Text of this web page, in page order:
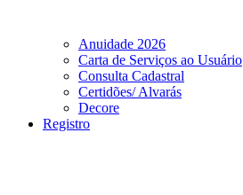
Anuidade 2026
Carta de Serviços ao Usuário
Consulta Cadastral
Certidões/ Alvarás
Decore
Registro